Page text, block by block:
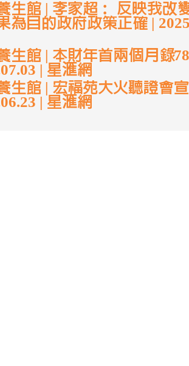
生館 | 李家超： 反映我改
為目的政府政策正確 |
生館 | 本財年首兩個月錄
| 星滙網
生館 | 宏福苑大火聽證會
| 星滙網